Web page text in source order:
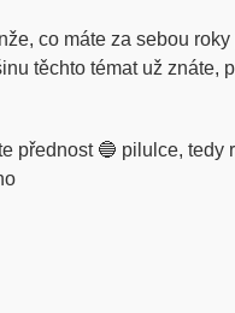
co máte za sebou
těchto témat už znáte,
přednost 🔵 pilulce,